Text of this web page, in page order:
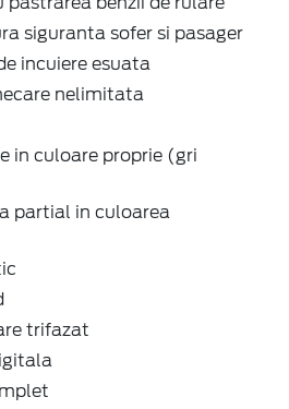
siguranta sofer si pasager
incuiere esuata
nelimitata
in culoare proprie (gri
partial in culoarea
trifazat